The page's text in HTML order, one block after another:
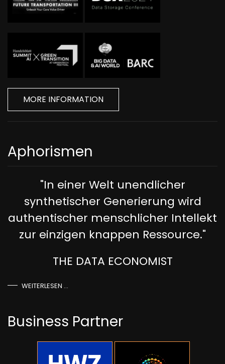
MORE INFORMATION
Aphorismen
"In einer Welt unendlicher
synthetischer Generierung wird
authentischer menschlicher Intellekt
zur einzigen knappen Ressource."
THE DATA ECONOMIST
WEITERLESEN …
Business Partner